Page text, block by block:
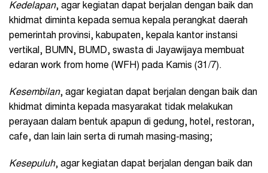
Kedelapan, agar kegiatan dapat berjalan dengan baik dan
khidmat diminta kepada semua kepala perangkat daerah
pemerintah provinsi, kabupaten, kepala kantor instansi
vertikal, BUMN, BUMD, swasta di Jayawijaya membuat
edaran work from home (WFH) pada Kamis (31/7).
Kesembilan, agar kegiatan dapat berjalan dengan baik dan
khidmat diminta kepada masyarakat tidak melakukan
perayaan dalam bentuk apapun di gedung, hotel, restoran,
cafe, dan lain lain serta di rumah masing-masing;
Kesepuluh, agar kegiatan dapat berjalan dengan baik dan